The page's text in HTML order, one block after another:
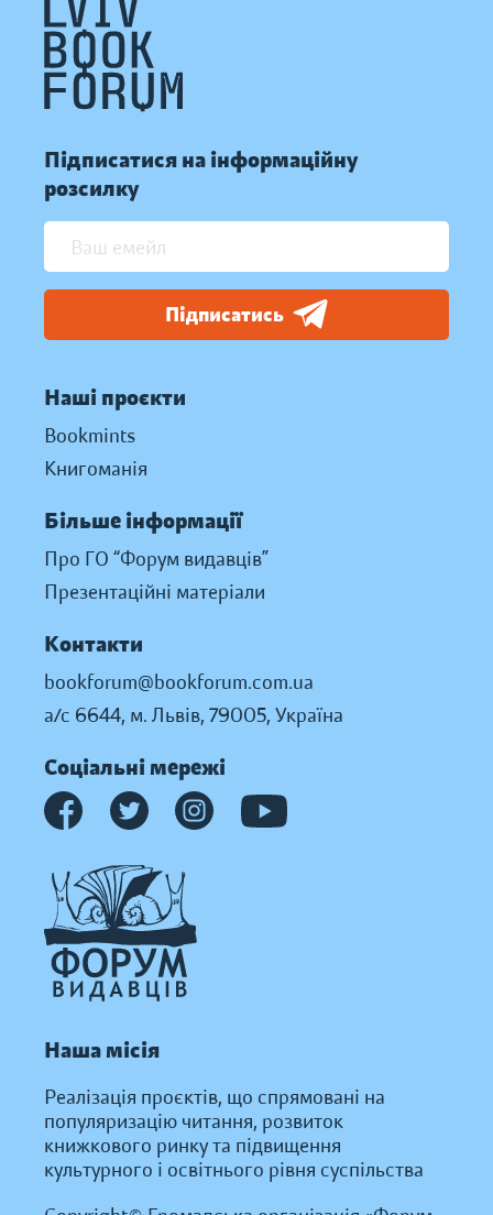
Підписатися на інформаційну
розсилку
Підписатись
Наші проєкти
Bookmints
Книгоманія
Більше інформації
Про ГО “Форум видавців”
Презентаційні матеріали
Контакти
bookforum@bookforum.com.ua
а/с 6644, м. Львів, 79005, Україна
Соціальні мережі
Наша місія
Реалізація проєктів, що спрямовані на
популяризацію читання, розвиток
книжкового ринку та підвищення
культурного і освітнього рівня суспільства